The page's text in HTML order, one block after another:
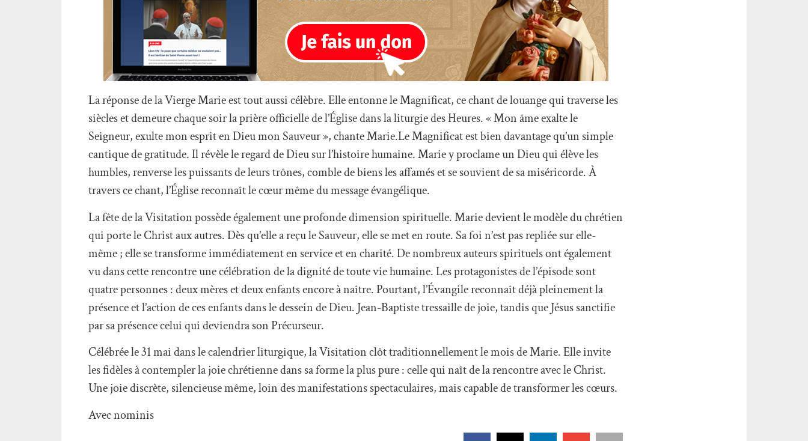
La réponse de la Vierge Marie est tout aussi célèbre. Elle entonne le Magnificat, ce chant de louange qui traverse les
siècles et demeure chaque soir la prière officielle de l’Église dans la liturgie des Heures. « Mon âme exalte le
Seigneur, exulte mon esprit en Dieu mon Sauveur », chante Marie.Le Magnificat est bien davantage qu’un simple
cantique de gratitude. Il révèle le regard de Dieu sur l’histoire humaine. Marie y proclame un Dieu qui élève les
humbles, renverse les puissants de leurs trônes, comble de biens les affamés et se souvient de sa miséricorde. À
travers ce chant, l’Église reconnaît le cœur même du message évangélique.
La fête de la Visitation possède également une profonde dimension spirituelle. Marie devient le modèle du chrétien
qui porte le Christ aux autres. Dès qu’elle a reçu le Sauveur, elle se met en route. Sa foi n’est pas repliée sur elle-
même ; elle se transforme immédiatement en service et en charité. De nombreux auteurs spirituels ont également
vu dans cette rencontre une célébration de la dignité de toute vie humaine. Les protagonistes de l’épisode sont
quatre personnes : deux mères et deux enfants encore à naître. Pourtant, l’Évangile reconnaît déjà pleinement la
présence et l’action de ces enfants dans le dessein de Dieu. Jean-Baptiste tressaille de joie, tandis que Jésus sanctifie
par sa présence celui qui deviendra son Précurseur.
Célébrée le 31 mai dans le calendrier liturgique, la Visitation clôt traditionnellement le mois de Marie. Elle invite
les fidèles à contempler la joie chrétienne dans sa forme la plus pure : celle qui naît de la rencontre avec le Christ.
Une joie discrète, silencieuse même, loin des manifestations spectaculaires, mais capable de transformer les cœurs.
Avec nominis